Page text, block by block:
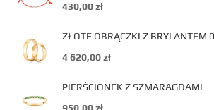
430,00zł
ZŁOTE OBRĄCZKI Z BRYLANTEM
4 620,00zł
PIERŚCIONEK Z SZMARAGDAMI